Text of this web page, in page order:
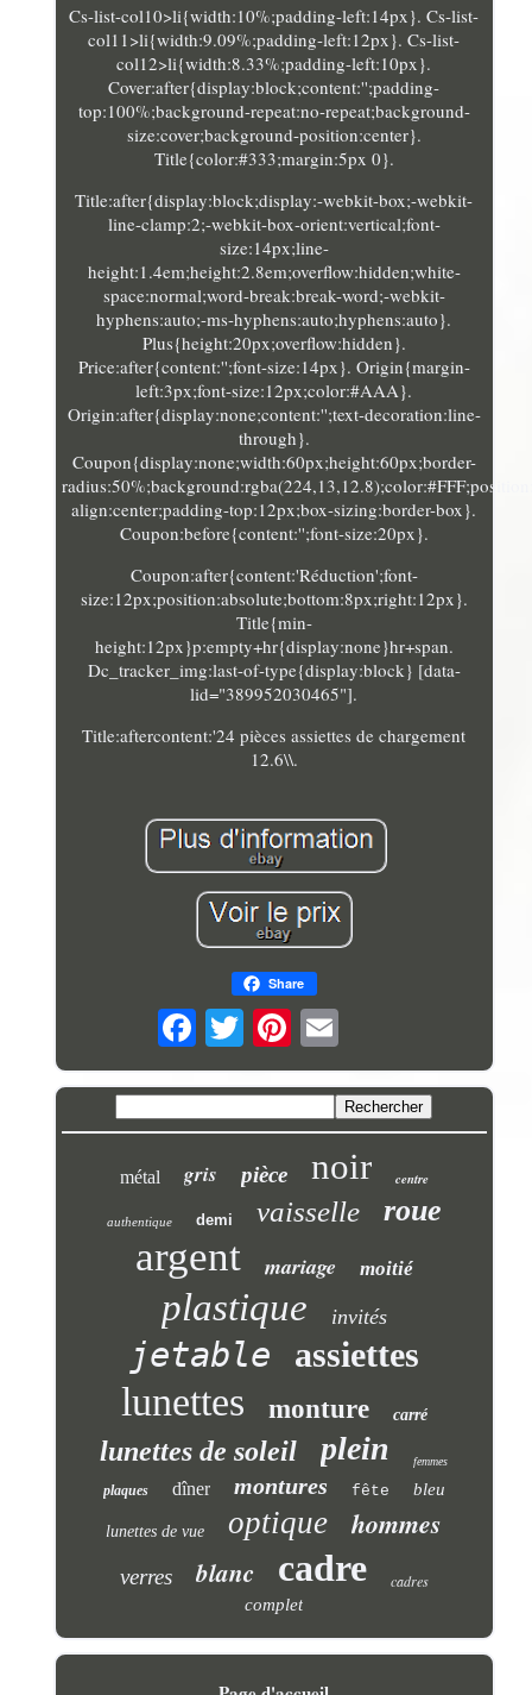
Cs-list-col10>li{width:10%;padding-left:14px}. Cs-list-
col11>li{width:9.09%;padding-left:12px}. Cs-list-
col12>li{width:8.33%;padding-left:10px}.
Cover:after{display:block;content:'';padding-
top:100%;background-repeat:no-repeat;background-
size:cover;background-position:center}.
Title{color:#333;margin:5px 0}.
Title:after{display:block;display:-webkit-box;-webkit-
line-clamp:2;-webkit-box-orient:vertical;font-
size:14px;line-
height:1.4em;height:2.8em;overflow:hidden;white-
space:normal;word-break:break-word;-webkit-
hyphens:auto;-ms-hyphens:auto;hyphens:auto}.
Plus{height:20px;overflow:hidden}.
Price:after{content:'';font-size:14px}. Origin{margin-
left:3px;font-size:12px;color:#AAA}.
Origin:after{display:none;content:'';text-decoration:line-
through}.
Coupon{display:none;width:60px;height:60px;border-
align:center;padding-top:12px;box-sizing:border-box}.
Coupon:before{content:'';font-size:20px}.
Coupon:after{content:'Réduction';font-
size:12px;position:absolute;bottom:8px;right:12px}.
Title{min-
height:12px}p:empty+hr{display:none}hr+span.
Dc_tracker_img:last-of-type{display:block} [data-
lid="389952030465"].
Title:aftercontent:'24 pièces assiettes de chargement
12.6\\.
Share
métal gris pièce noir centre
authentique demi vaisselle roue
argent mariage moitié
plastique invités
jetable assiettes
lunettes monture carré
lunettes de soleil plein femmes
plaques dîner montures fête bleu
lunettes de vue optique hommes
verres blanc cadre
cadres
complet